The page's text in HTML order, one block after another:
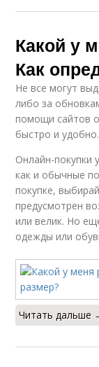
Какой у
Как
Не все могут
либо за
помощи сайтов
быстро и
Онлайн-покупки
как и обычные
покупке,
предусмотрен
или велик. Но
одежды или
Читать дальше